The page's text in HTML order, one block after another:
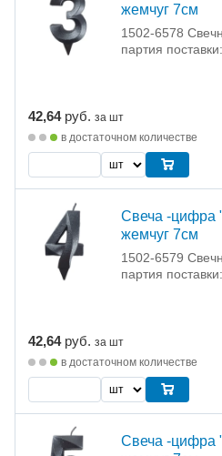
жемчуг 7см
1502-6578
партия
42,64 руб. за шт
в достаточном количестве
Свеча -цифра
жемчуг 7см
1502-6579
партия
42,64 руб. за шт
в достаточном количестве
Свеча -цифра